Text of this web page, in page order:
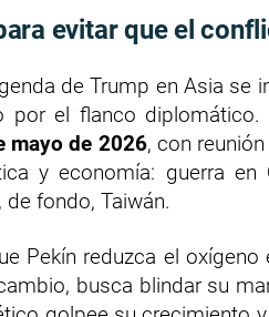
evitar que el
de Trump en Asia se
por el flanco diplomático.
mayo de 2026, con
y economía: guerra en
fondo, Taiwán.
Pekín reduzca el
busca blindar su